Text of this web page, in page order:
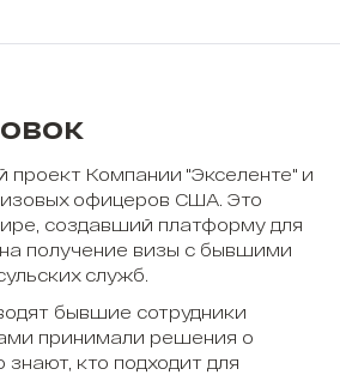
Компании "Экселенте" и
офицеров США. Это
создавший платформу для
получение визы с бывшими
служб.
бывшие сотрудники
принимали решения о
знают, кто подходит для